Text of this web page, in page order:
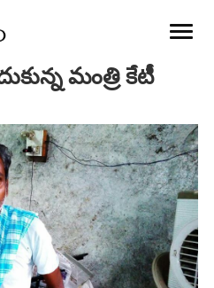
మంత్రి కేటీ